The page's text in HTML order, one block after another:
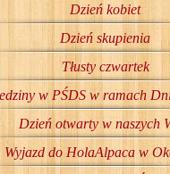
Dzień kobiet
Dzień skupienia
Tłusty czwartek
w PŚDS w ramach
Dzień otwarty w naszych
Wyjazd do HolaAlpaca w